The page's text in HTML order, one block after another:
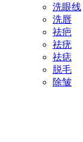
洗眼线
洗唇
祛疤
祛疣
祛痣
脱毛
除皱